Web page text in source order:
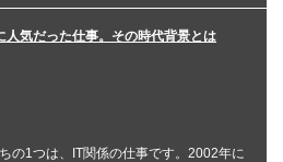
人気だった仕事。その時代背景とは
の1つは、IT関係の仕事です。2002年に